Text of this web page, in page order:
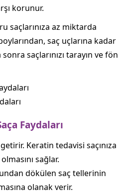
korunur.
saçlarınıza az miktarda
saç uçlarına kadar
saçlarınızı tarayın ve fön
Faydaları
getirir. Keratin tedavisi saçınıza
sağlar.
dökülen saç tellerinin
olanak verir.